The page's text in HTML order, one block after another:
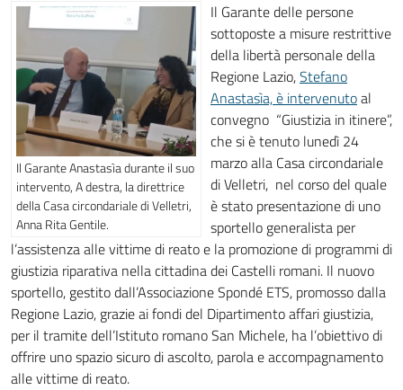
Il Garante Anastasìa durante il suo
intervento, A destra, la direttrice
della Casa circondariale di Velletri,
Anna Rita Gentile.
Il Garante delle persone
sottoposte a misure restrittive
della libertà personale della
Regione Lazio,Stefano
Anastasìa, è intervenutoal
convegno “Giustizia in itinere”,
che si è tenuto lunedì 24
marzo alla Casa circondariale
di Velletri, nel corso del quale
è stato presentazione di uno
sportello generalista per
l’assistenza alle vittime di reato e la promozione di programmi di
giustizia riparativa nella cittadina dei Castelli romani. Il nuovo
sportello, gestito dall’Associazione Spondé ETS, promosso dalla
Regione Lazio, grazie ai fondi del Dipartimento affari giustizia,
per il tramite dell’Istituto romano San Michele, ha l’obiettivo di
offrire uno spazio sicuro di ascolto, parola e accompagnamento
alle vittime di reato.